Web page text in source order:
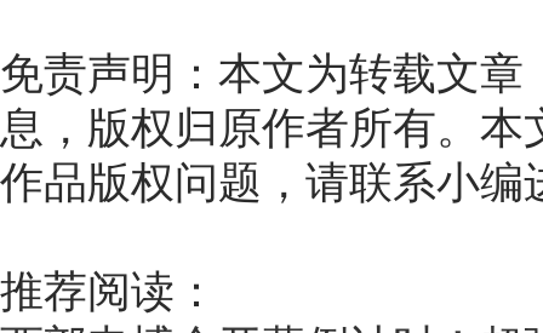
免责声明：本文为转载文
息，版权归原作者所有。
作品版权问题，请联系小编
推荐阅读：